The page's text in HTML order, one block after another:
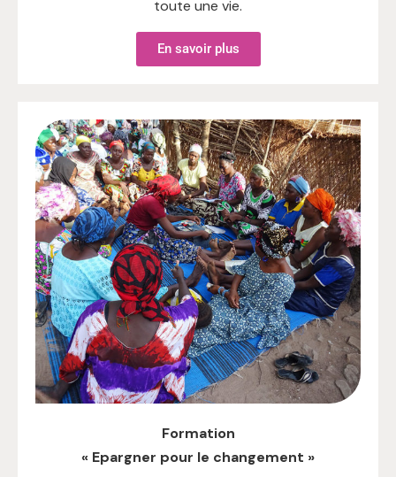
toute une vie.
En savoir plus
Formation
« Epargner pour le changement »